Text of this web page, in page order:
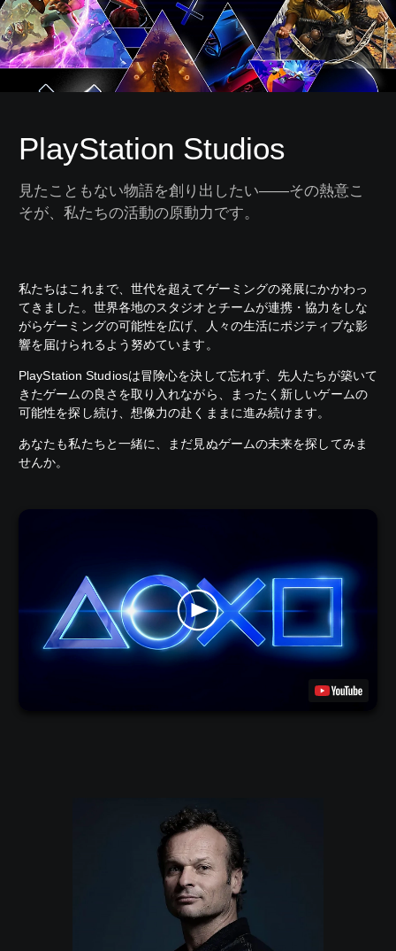
PlayStation Studios
見たこともない物語を創り出したい――その熱意こ
そが、私たちの活動の原動力です。
私たちはこれまで、世代を超えてゲーミングの発展にかかわっ
てきました。世界各地のスタジオとチームが連携・協力をしな
がらゲーミングの可能性を広げ、人々の生活にポジティブな影
響を届けられるよう努めています。
PlayStation Studiosは冒険心を決して忘れず、先人たちが築いて
きたゲームの良さを取り入れながら、まったく新しいゲームの
可能性を探し続け、想像力の赴くままに進み続けます。
あなたも私たちと一緒に、まだ見ぬゲームの未来を探してみま
せんか。